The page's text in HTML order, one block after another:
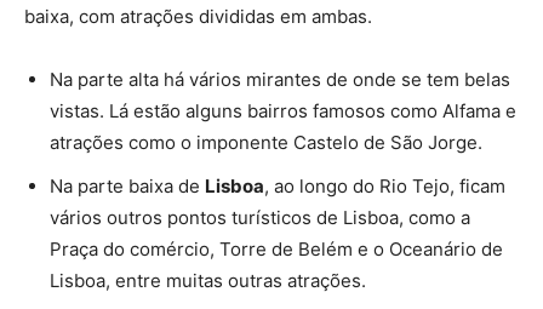
baixa, com atrações divididas em ambas.
Na parte alta há vários mirantes de onde se tem belas
vistas. Lá estão alguns bairros famosos como Alfama e
atrações como o imponente Castelo de São Jorge.
Na parte baixa de Lisboa, ao longo do Rio Tejo, ficam
vários outros pontos turísticos de Lisboa, como a
Praça do comércio, Torre de Belém e o Oceanário de
Lisboa, entre muitas outras atrações.